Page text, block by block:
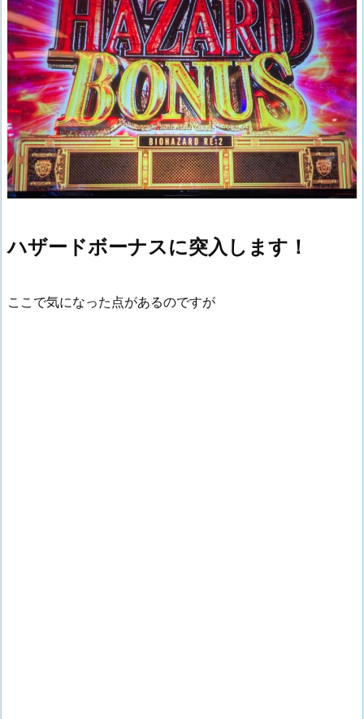
ハザードボーナスに突入します！
ここで気になった点があるのですが